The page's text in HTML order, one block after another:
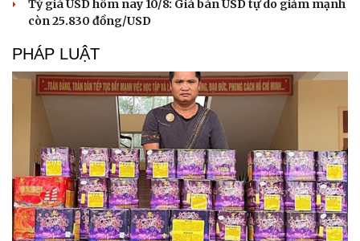
Tỷ giá USD hôm nay 10/8: Giá bán USD tự do giảm mạnh
còn 25.830 đồng/USD
PHÁP LUẬT